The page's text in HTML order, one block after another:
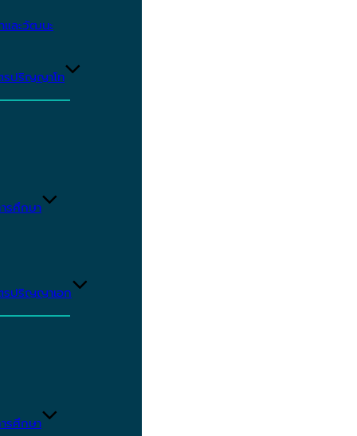
และวัฒนะ
รปริญญาโท
รศึกษา
รปริญญาเอก
รศึกษา